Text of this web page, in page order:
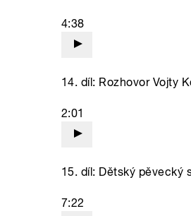
4:38
14. díl: Rozhovor Vojty
2:01
15. díl: Dětský pěvecký
7:22